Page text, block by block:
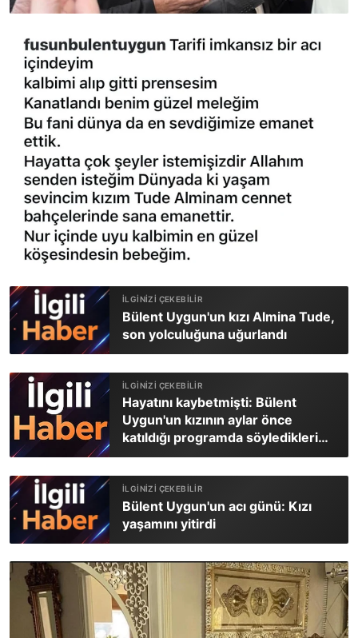
Bülent Uygun'un kızı Almina Tude,
son yolculuğuna uğurlandı
Hayatını kaybetmişti: Bülent
Uygun'un kızının aylar önce
katıldığı programda söyledikleri
ortaya çıktı
Bülent Uygun'un acı günü: Kızı
yaşamını yitirdi